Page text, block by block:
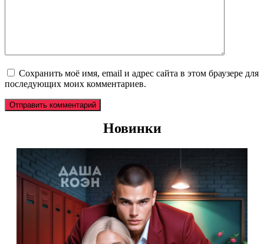
Сохранить моё имя, email и адрес сайта в этом браузере для
последующих моих комментариев.
Новинки